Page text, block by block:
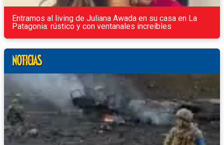
Entramos al living de Juliana Awada en su casa en La
Patagonia: rústico y con ventanales increíbles